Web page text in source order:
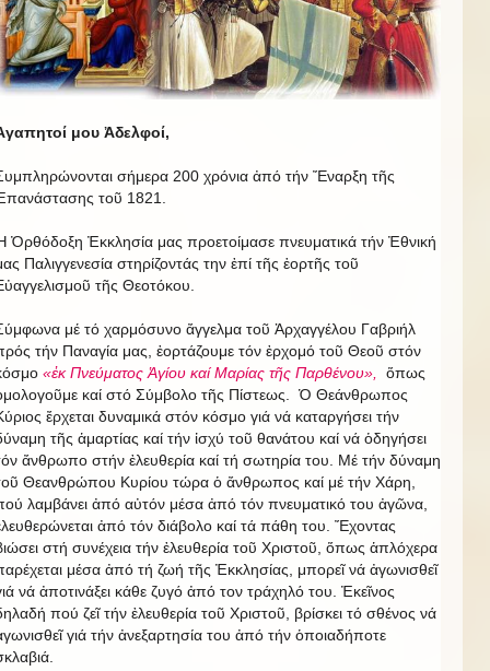
μου Ἀδελφοί,
σήμερα 200 χρόνια ἀπό τήν Ἔναρξη τῆς
τοῦ 1821.
Ὀρθόδοξη Ἐκκλησία μας προετοίμασε πνευματικά τήν Ἐθνική
Παλιγγενεσία στηρίζοντάς την ἐπί τῆς ἑορτῆς τοῦ
τῆς Θεοτόκου.
μέ τό χαρμόσυνο ἄγγελμα τοῦ Ἀρχαγγέλου Γαβριήλ
τήν Παναγία μας, ἑορτάζουμε τόν ἐρχομό τοῦ Θεοῦ στόν
«ἐκ Πνεύματος Ἁγίου καί Μαρίας τῆς Παρθένου»,
ὅπως
καί στό Σύμβολο τῆς Πίστεως. Ὁ Θεάνθρωπος
ἔρχεται δυναμικά στόν κόσμο γιά νά καταργήσει τήν
τῆς ἁμαρτίας καί τήν ἰσχύ τοῦ θανάτου καί νά ὁδηγήσει
ἄνθρωπο στήν ἐλευθερία καί τή σωτηρία του. Μέ τήν δύναμη
Θεανθρώπου Κυρίου τώρα ὁ ἄνθρωπος καί μέ τήν Χάρη,
λαμβάνει ἀπό αὐτόν μέσα ἀπό τόν πνευματικό του ἀγῶνα,
ἀπό τόν διάβολο καί τά πάθη του. Ἔχοντας
στή συνέχεια τήν ἐλευθερία τοῦ Χριστοῦ, ὅπως ἁπλόχερα
μέσα ἀπό τή ζωή τῆς Ἐκκλησίας, μπορεῖ νά ἀγωνισθεῖ
νά ἀποτινάξει κάθε ζυγό ἀπό τον τράχηλό του. Ἐκεῖνος
πού ζεῖ τήν ἐλευθερία τοῦ Χριστοῦ, βρίσκει τό σθένος νά
γιά τήν ἀνεξαρτησία του ἀπό τήν ὁποιαδήποτε